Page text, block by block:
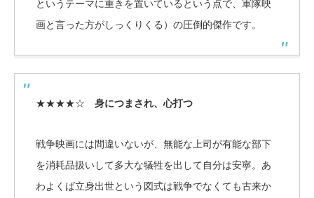
というテーマに重きを置いているという点で、軍隊映
画と言った方がしっくりくる）の圧倒的傑作です。
★★★★☆ 身につまされ、心打つ
戦争映画には間違いないが、無能な上司が有能な部下
を消耗品扱いして多大な犠牲を出して自分は安寧。あ
わよくば立身出世という図式は戦争でなくても古来か